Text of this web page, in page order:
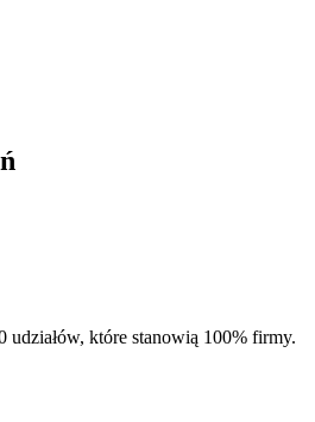
udziałów, które stanowią 100% firmy.